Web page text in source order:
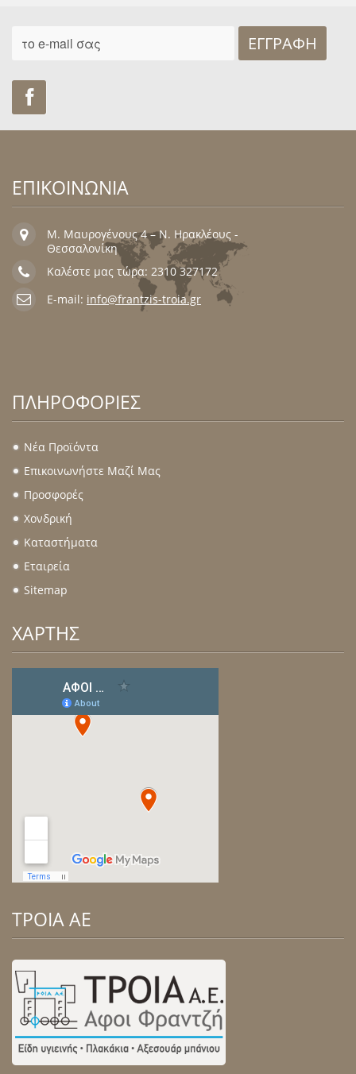
ΕΓΓΡΑΦΉ
ΕΠΙΚΟΙΝΩΝΙΑ
Μ. Μαυρογένους 4 – Ν. Ηρακλέους -
Θεσσαλονίκη
Καλέστε μας τώρα: 2310 327172
E-mail: info@frantzis-troia.gr
ΠΛΗΡΟΦΟΡΊΕΣ
. Νέα Προϊόντα
. Επικοινωνήστε Μαζί Μας
. Προσφορές
. Χονδρική
. Καταστήματα
. Εταιρεία
. Sitemap
ΧΑΡΤΗΣ
ΤΡΟΙΑ ΑΕ